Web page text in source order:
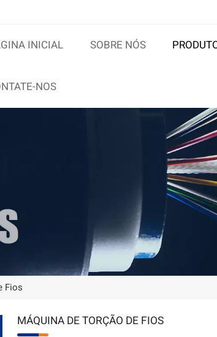
INICIAL SOBRE NÓS
NOS
Fios
MÁQUINA DE TORÇÃO DE FIOS